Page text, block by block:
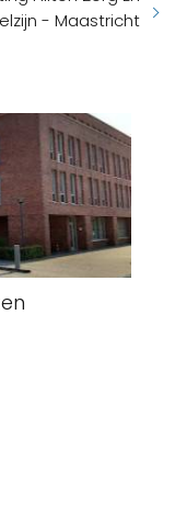
- Maastricht